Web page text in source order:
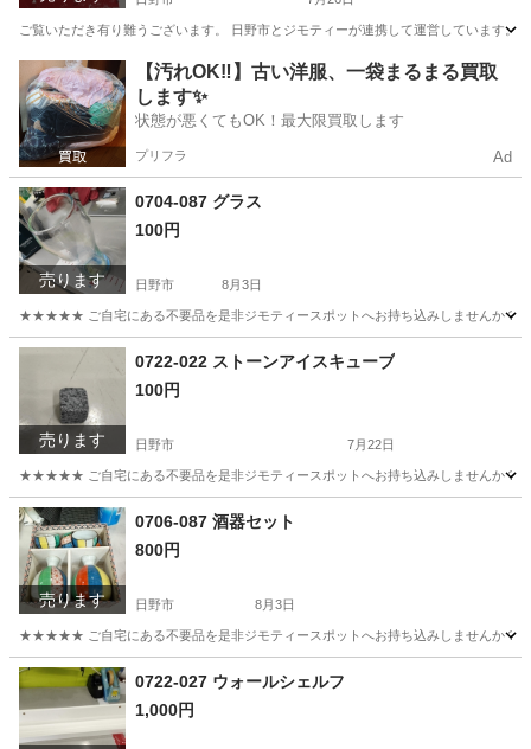
ご覧いただき有り難うございます。 日野市とジモティーが連携して運営していま
東京 日野市 スポーツ
【汚れOK‼️】古い洋服、一袋まるまる買取
します✨
状態が悪くてもOK！最大限買取します
プリフラ Ad
売ります
0704-087 グラス
100円
日野市 8月3日
★★★★★ ご自宅にある不要品を是非ジモティースポットへお持ち込みしませんか？
東京 日野市
売ります
0722-022 ストーンアイスキューブ
100円
日野市 7月22日
★★★★★ ご自宅にある不要品を是非ジモティースポットへお持ち込みしませんか？
東京 日野市 現地
売ります
0706-087 酒器セット
800円
日野市 8月3日
★★★★★ ご自宅にある不要品を是非ジモティースポットへお持ち込みしませんか？
東京 日野市 現地
0722-027 ウォールシェルフ
1,000円